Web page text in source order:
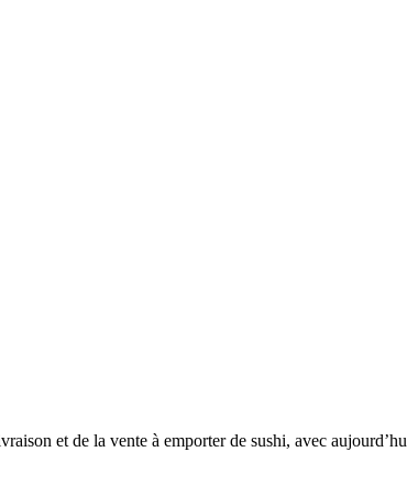
et de la vente à emporter de sushi, avec